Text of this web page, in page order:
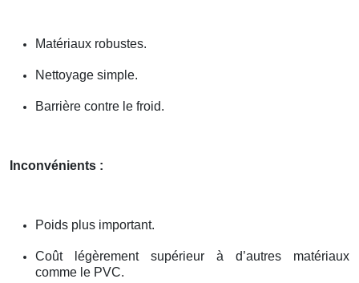
Matériaux robustes.
Nettoyage simple.
Barrière contre le froid.
Inconvénients :
Poids plus important.
Coût légèrement supérieur à d’autres matériaux
comme le PVC.